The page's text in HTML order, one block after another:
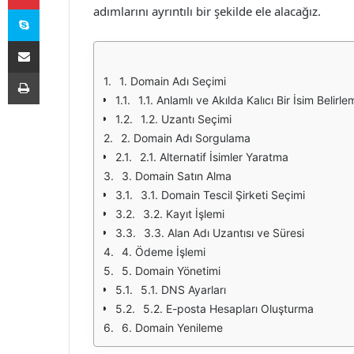
adımlarını ayrıntılı bir şekilde ele alacağız.
1. Domain Adı Seçimi
1.1. Anlamlı ve Akılda Kalıcı Bir İsim
1.2. Uzantı Seçimi
2. Domain Adı Sorgulama
2.1. Alternatif İsimler Yaratma
3. Domain Satın Alma
3.1. Domain Tescil Şirketi Seçimi
3.2. Kayıt İşlemi
3.3. Alan Adı Uzantısı ve Süresi
4. Ödeme İşlemi
5. Domain Yönetimi
5.1. DNS Ayarları
5.2. E-posta Hesapları Oluşturma
6. Domain Yenileme
Skype
E-Posta ile paylaş